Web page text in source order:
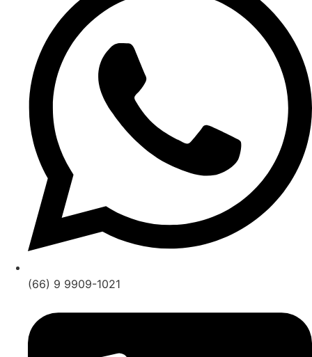
(66) 9 9909-1021